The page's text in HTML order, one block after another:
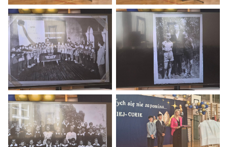
Obchody 80 lecia Szkoły Podstawowej w Baniach.
Obchody 80 lecia Szkoły
Obchody 80 lecia Szkoły Podstawowej w Baniach.
Obchody 80 lecia Szkoły